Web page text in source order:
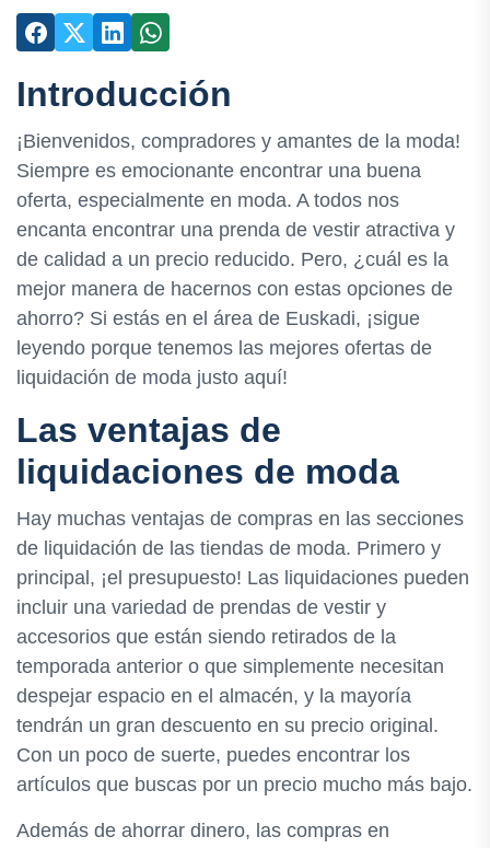
Introducción
¡Bienvenidos, compradores y amantes de la moda!
Siempre es emocionante encontrar una buena
oferta, especialmente en moda. A todos nos
encanta encontrar una prenda de vestir atractiva y
de calidad a un precio reducido. Pero, ¿cuál es la
mejor manera de hacernos con estas opciones de
ahorro? Si estás en el área de Euskadi, ¡sigue
leyendo porque tenemos las mejores ofertas de
liquidación de moda justo aquí!
Las ventajas de
liquidaciones de moda
Hay muchas ventajas de compras en las secciones
de liquidación de las tiendas de moda. Primero y
principal, ¡el presupuesto! Las liquidaciones pueden
incluir una variedad de prendas de vestir y
accesorios que están siendo retirados de la
temporada anterior o que simplemente necesitan
despejar espacio en el almacén, y la mayoría
tendrán un gran descuento en su precio original.
Con un poco de suerte, puedes encontrar los
artículos que buscas por un precio mucho más bajo.
Además de ahorrar dinero, las compras en